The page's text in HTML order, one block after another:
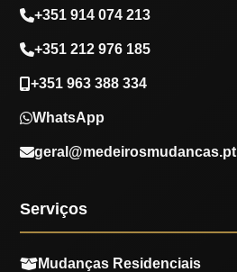
+351 914 074 213
+351 212 976 185
+351 963 388 334
WhatsApp
geral@medeirosmudancas.pt
Serviços
Mudanças Residenciais